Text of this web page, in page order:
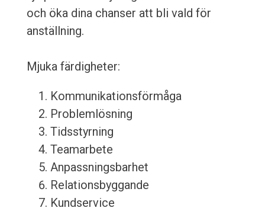
och öka dina chanser att bli vald för
anställning.
Mjuka färdigheter:
Kommunikationsförmåga
Problemlösning
Tidsstyrning
Teamarbete
Anpassningsbarhet
Relationsbyggande
Kundservice